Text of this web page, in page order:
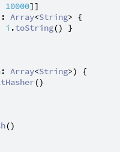
10000]]
Array<String> {
i .toString() }
: Array<String>) {
()
()